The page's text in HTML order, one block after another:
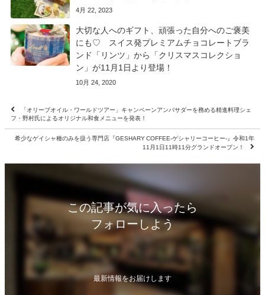
4月 22, 2023
⼤切な⼈へのギフト、頑張った⾃分へのご褒美
にも♡ スイス発プレミアムチョコレートブラ
ンド「リンツ」から「クリスマスコレクショ
ン」が11⽉1⽇より登場！
10月 24, 2020
「オリーブオイル・ワールドツアー」キャンペーンアンバサダーを務める精進料理シェ
フ・野村氏によるオリジナル和食メニューを発表！
希少なゲイシャ種のみを扱う専門店『GESHARY COFFEE-ゲシャリーコーヒー-』令和1年
11月1日11時11分グランドオープン！
この記事が気に入ったら
フォローしよう
最新情報をお届けします